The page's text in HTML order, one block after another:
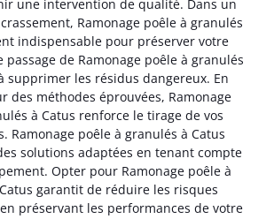
une intervention de qualité. Dans un
Ramonage poêle à granulés
indispensable pour préserver votre
passage de Ramonage poêle à granulés
supprimer les résidus dangereux. En
des méthodes éprouvées, Ramonage
à Catus renforce le tirage de vos
Ramonage poêle à granulés à Catus
solutions adaptées en tenant compte
Opter pour Ramonage poêle à
garantit de réduire les risques
préservant les performances de votre